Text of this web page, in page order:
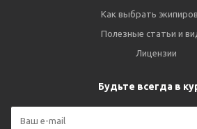
Как выбрать
Полезные статьи и
Лицензии
Будьте всегда в